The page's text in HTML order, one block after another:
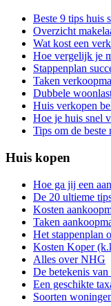
Beste 9 tips huis
Overzicht
Wat kost een
Hoe vergelijk je
Stappenplan
Taken
Dubbele
Huis verkopen
Hoe je huis snel
Tips om de beste
Huis kopen
Hoe ga jij een
De 20 ultieme
Kosten
Taken
Het stappenplan
Kosten Koper
Alles over NHG
De betekenis van
Een geschikte
Soorten